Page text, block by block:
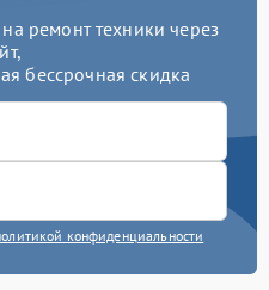
ремонт техники через
бессрочная скидка
конфиденциальности